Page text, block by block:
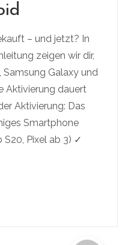
– und jetzt? In
zeigen wir dir,
Samsung Galaxy und
Aktivierung dauert
Aktivierung: Das
Smartphone
S20, Pixel ab 3) ✓